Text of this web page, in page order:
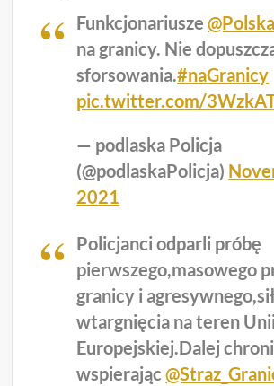
Funkcjonariusze
na granicy. Nie
sforsowania.#naGranicy
pic.twitter.com/
— podlaska Policja
(@podlaskaPolicja)
2021
Policjanci odparli próbę
pierwszego,masowego
granicy i
wtargnięcia na teren
Europejskiej.Dalej
wspierając